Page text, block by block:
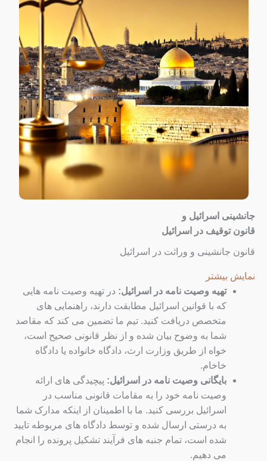
جانشینی اسرائیل و
قانون توقیف در اسرائیل
قانون جانشینی و وراثت در اسرائیل
نمایش بیشتر
تهیه وصیت نامه در اسرائیل: در تهیه وصیت نامه هایی
که با قوانین اسرائیل مطابقت دارند، راهنمایی های
متخصص دریافت کنید. تیم ما تضمین می کند که مقاصد
شما به وضوح بیان شده و از نظر قانونی صحیح است،
خواه از طریق وزارت ارث، دادگاه خانواده یا دادگاه
خاخام.
بایگانی وصیت نامه در اسرائیل: پیچیدگی های ارائه
وصیت نامه خود را به مقامات قانونی مناسب در
اسرائیل بررسی کنید. ما با اطمینان از اینکه مدارک شما
به درستی ارسال شده و توسط دادگاه های مربوطه تایید
شده است، تمام جنبه های فرآیند تشکیل پرونده را انجام
می دهیم.